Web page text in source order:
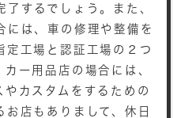
了するでしょう。また、
には、車の修理や整備を
定工場と認証工場の２つ
ー用品店の場合には、
やカスタムをするための
店もありまして、休日